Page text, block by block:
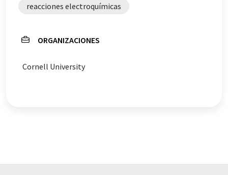
reacciones electroquímicas
ORGANIZACIONES
Cornell University